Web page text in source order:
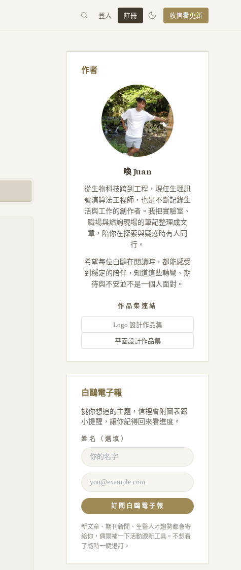
登入 註冊 收信看更新
作者
喚 Juan
從生物科技跨到工程，現任生理訊
號演算法工程師，也是不斷記錄生
活與工作的創作者。我把實驗室、
職場與諮詢現場的筆記整理成文
章，陪你在探索與疑惑時有人同
行。
希望每位白鷗在閱讀時，都能感受
到穩定的陪伴，知道這些轉彎、期
待與不安並不是一個人面對。
作品集連結
Logo 設計作品集
平面設計作品集
白鷗電子報
挑你想追的主題，信裡會附圖表跟
小提醒，讓你記得回來看進度。
姓名（選填）
訂閱白鷗電子報
新文章、期刊新聞、生醫人才趨勢都會寄
給你，偶爾補一下活動跟新工具。不想看
了隨時一鍵退訂。